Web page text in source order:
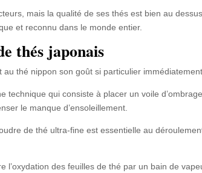
mais la qualité de ses thés est bien au
et reconnu dans le monde entier.
thés japonais
thé nippon son goût si particulier
technique qui consiste à placer un voile
le manque d’ensoleillement.
de thé ultra-fine est essentielle au
des feuilles de thé par un bain de